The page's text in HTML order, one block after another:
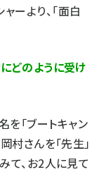
ーより、「面白
どのように受け
「ブートキャン
村さんを「先生」
て、お2人に見て